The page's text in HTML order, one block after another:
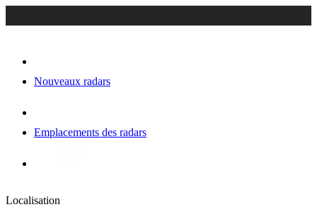
Nouveaux radars
Emplacements des radars
Localisation